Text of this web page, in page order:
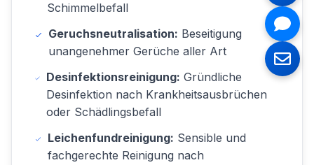
Schimmelbefall
Geruchsneutralisation: Beseitigung
unangenehmer Gerüche aller Art
Desinfektionsreinigung: Gründliche
Desinfektion nach Krankheitsausbrüchen
oder Schädlingsbefall
Leichenfundreinigung: Sensible und
fachgerechte Reinigung nach